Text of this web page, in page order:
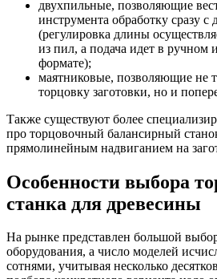
двухпильные, позволяющие
инструмента обработку сразу с
(регулировка длины
из пил, а подача идет в ручном
формате);
маятниковые, позволяющие не
торцовку заготовки, но и
Также существуют более
про торцовочный балансирный
прямолинейным надвиганием на
Особенности выбора
станка для древесины
На рынке представлен большой
оборудования, а число моделей
сотнями, учитывая несколько